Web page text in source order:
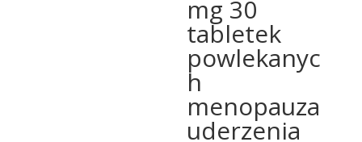
mg 30
tabletek
powlekanyc
h
menopauza
uderzenia